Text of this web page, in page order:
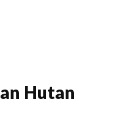
Hutan